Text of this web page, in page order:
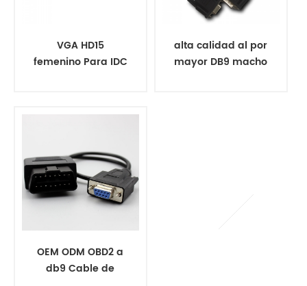
VGA HD15
femenino Para IDC
alta calidad al por
mayor DB9 macho
OEM ODM OBD2 a
db9 Cable de